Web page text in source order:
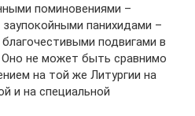
поминовениями –
панихидами –
подвигами в
не может быть сравнимо
на той же Литургии на
и на специальной